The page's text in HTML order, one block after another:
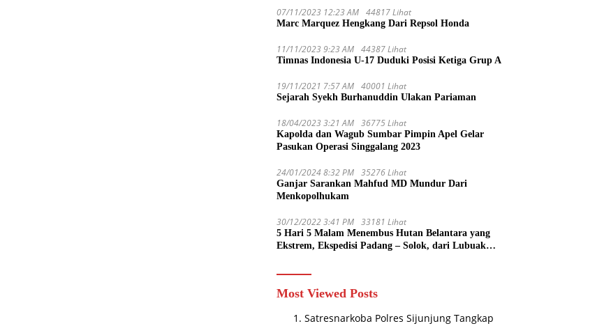
07/11/2023 12:23 AM 44817 Lihat
Marc Marquez Hengkang Dari Repsol Honda
11/11/2023 9:23 AM 44387 Lihat
Timnas Indonesia U-17 Duduki Posisi Ketiga Grup A
19/11/2021 7:57 AM 40001 Lihat
Sejarah Syekh Burhanuddin Ulakan Pariaman
18/04/2023 3:21 AM 36775 Lihat
Kapolda dan Wagub Sumbar Pimpin Apel Gelar
Pasukan Operasi Singgalang 2023
24/01/2024 8:32 PM 35276 Lihat
Ganjar Sarankan Mahfud MD Mundur Dari
Menkopolhukam
30/12/2022 3:41 PM 33181 Lihat
5 Hari 5 Malam Menembus Hutan Belantara yang
Ekstrem, Ekspedisi Padang – Solok, dari Lubuak
Most Viewed Posts
Satresnarkoba Polres Sijunjung Tangkap